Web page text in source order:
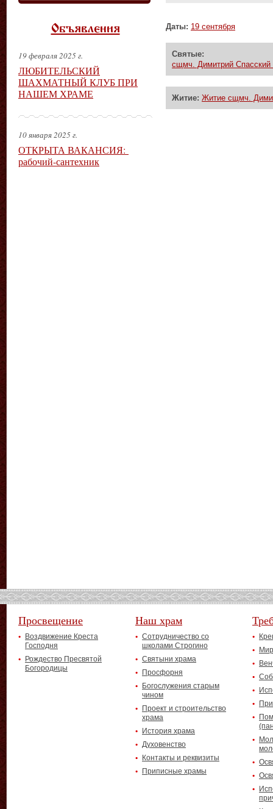
Даты: 19 сентября
Святые:
сщмч. Димитрий Спасский
Житие: Житие сщмч.
Объявления
19 февраля 2025 г.
ЛЮБИТЕЛЬСКИЙ
ШАХМАТНЫЙ КЛУБ ПРИ
НАШЕМ ХРАМЕ
10 января 2025 г.
ОТКРЫТА ВАКАНСИЯ:
рабочий-сантехник
Просвещение
Воздвижение Креста
Господня
Рождество Пресвятой
Богородицы
Наш храм
Сотрудничество со
школами Строгино
Святыни храма
Просфорня
Богослужения старым
чином
Проект и строительство
храма
История храма
Духовенство
Контакты и реквизиты
Приписные храмы